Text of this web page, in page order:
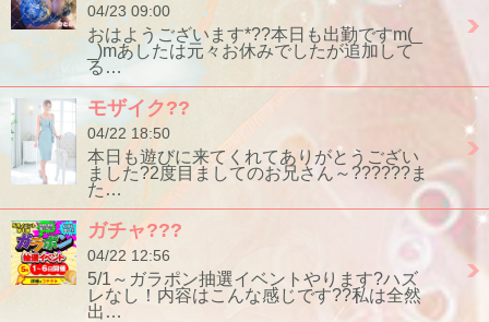
04/23 09:00
おはようございます*??本日も出勤ですm(_
_)mあしたは元々お休みでしたが追加して
る…
モザイク??
04/22 18:50
本日も遊びに来てくれてありがとうござい
ました?2度目ましてのお兄さん～??????ま
た…
ガチャ???
04/22 12:56
5/1～ガラポン抽選イベントやります?ハズ
レなし！内容はこんな感じです??私は全然
出…